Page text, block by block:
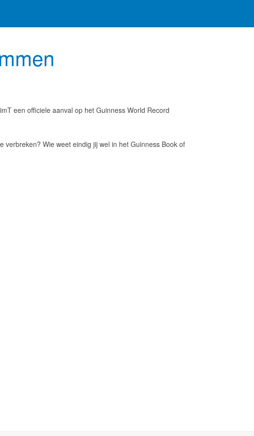
een officiele aanval op het Guinness World Record
Wie weet eindig jij wel in het Guinness Book of